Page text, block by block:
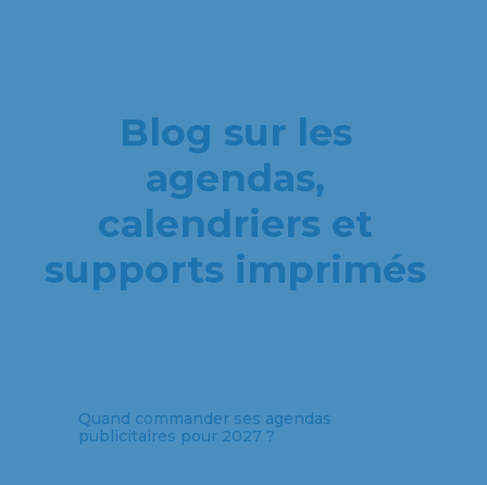
Blog sur les
agendas,
calendriers et
supports imprimés
Quel format d’agenda personnalisé
choisir pour votre entreprise ?